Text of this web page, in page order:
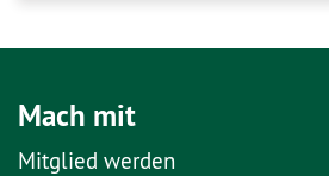
Mach mit
Mitglied werden